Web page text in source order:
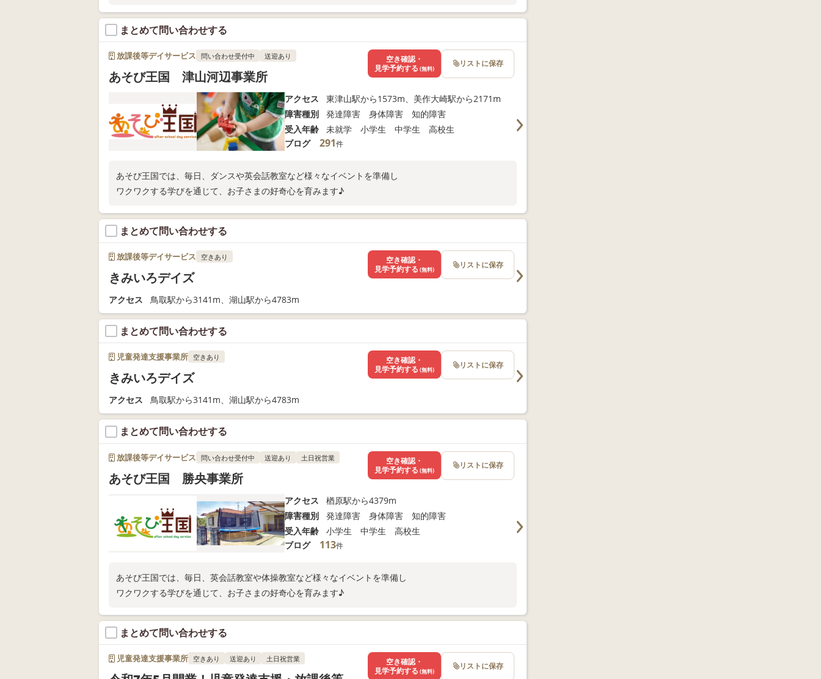
まとめて問い合わせする
放課後等デイサービス 問い合わせ受付中 送迎あり
あそび王国 津山河辺事業所
アクセス
東津山駅から1573m、美作大崎駅から2171m
障害種別
発達障害 身体障害 知的障害
受入年齢
未就学 小学生 中学生 高校生
ブログ
291件
あそび王国では、毎日、ダンスや英会話教室など様々なイベントを準備し
ワクワクする学びを通じて、お子さまの好奇心を育みます♪
空き確認・
見学予約する (無料) リストに保存
まとめて問い合わせする
放課後等デイサービス 空きあり
きみいろデイズ
アクセス 鳥取駅から3141m、湖山駅から4783m
空き確認・
見学予約する (無料) リストに保存
まとめて問い合わせする
児童発達支援事業所 空きあり
きみいろデイズ
アクセス 鳥取駅から3141m、湖山駅から4783m
空き確認・
見学予約する (無料) リストに保存
まとめて問い合わせする
放課後等デイサービス 問い合わせ受付中 送迎あり 土日祝営業
あそび王国 勝央事業所
アクセス
楢原駅から4379m
障害種別
発達障害 身体障害 知的障害
受入年齢
小学生 中学生 高校生
ブログ
113件
あそび王国では、毎日、英会話教室や体操教室など様々なイベントを準備し
ワクワクする学びを通じて、お子さまの好奇心を育みます♪
空き確認・
見学予約する (無料) リストに保存
まとめて問い合わせする
児童発達支援事業所 空きあり 送迎あり 土日祝営業
空き確認・
見学予約する (無料) リストに保存